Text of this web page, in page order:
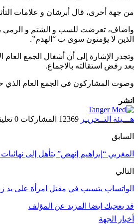
من جهة أخرى، قال أبرشان و علامات
واضاف، تعرضت للسب و الشتم و الرمي
الذين لا يؤمنون سوى ب “الهدم”.
وتجدر الإشارة إلى أن أشغال الجمع
بعد رفض استقالته بالاجماع.
وصوت المشاركون في الجمع العام الذي حضره 49 منخرطا من اصل 69، لصالح استمرار أبرشان في منصبه على رأس المكتب المسير لنادي الاتحاد الرياضي لطنجة، الذي
انشر
هـــيئة التــحريـر 12369 المشاركات 0 تعليقات
السابق
المغربي “إبراهيم إنهض” يتأهل إلى نهائيات
التالي
الواتساب يتسبب في مقتل امرأة على يد
قد يعجبك ايضا المزيد عن المؤلف
أخبار الجهة